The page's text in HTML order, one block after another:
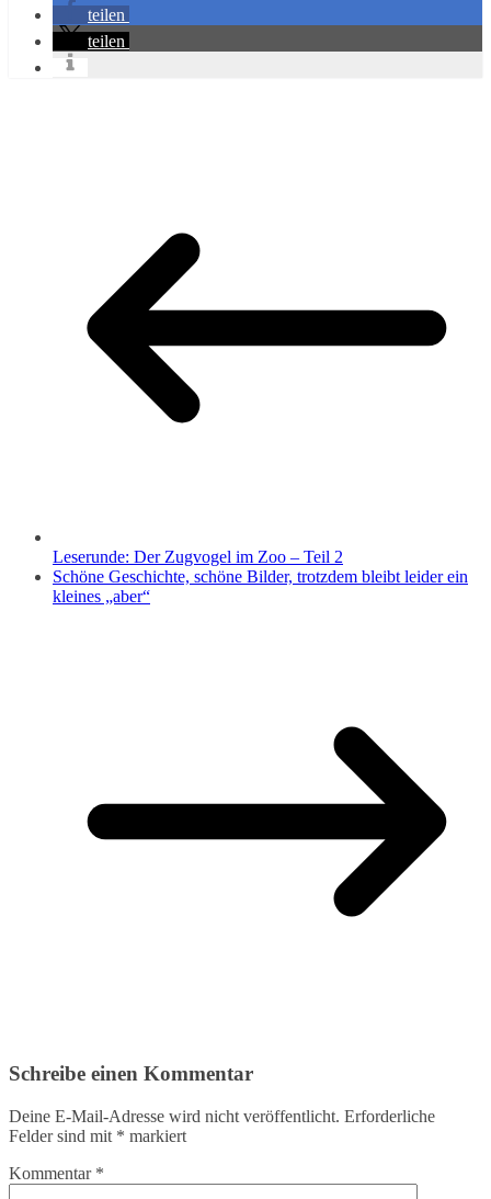
teilen
teilen
Leserunde: Der Zugvogel im Zoo – Teil 2
Schöne Geschichte, schöne Bilder, trotzdem bleibt leider ein
kleines „aber“
Schreibe einen Kommentar
Deine E-Mail-Adresse wird nicht veröffentlicht. Erforderliche
Felder sind mit * markiert
Kommentar *